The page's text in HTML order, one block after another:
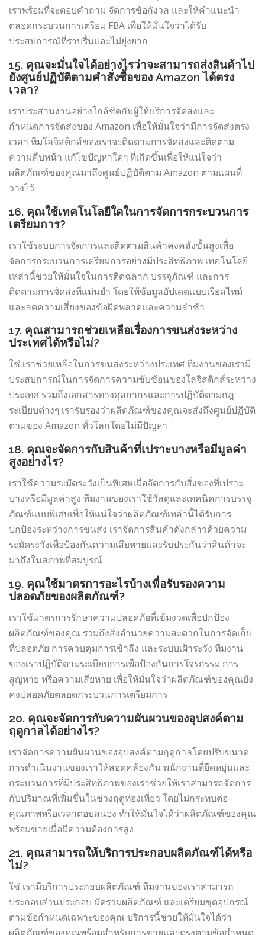
เราพร้อมที่จะตอบคำถาม จัดการข้อกังวล และให้คำแนะนำ
ตลอดกระบวนการเตรียม FBA เพื่อให้มั่นใจว่าได้รับ
ประสบการณ์ที่ราบรื่นและไม่ยุ่งยาก
15. คุณจะมั่นใจได้อย่างไรว่าจะสามารถส่งสินค้าไป
ยังศูนย์ปฏิบัติตามคำสั่งซื้อของ Amazon ได้ตรง
เวลา?
เราประสานงานอย่างใกล้ชิดกับผู้ให้บริการจัดส่งและ
กำหนดการจัดส่งของ Amazon เพื่อให้มั่นใจว่ามีการจัดส่งตรง
เวลา ทีมโลจิสติกส์ของเราจะติดตามการจัดส่งและติดตาม
ความคืบหน้า แก้ไขปัญหาใดๆ ที่เกิดขึ้นเพื่อให้แน่ใจว่า
ผลิตภัณฑ์ของคุณมาถึงศูนย์ปฏิบัติตาม Amazon ตามแผนที่
วางไว้
16. คุณใช้เทคโนโลยีใดในการจัดการกระบวนการ
เตรียมการ?
เราใช้ระบบการจัดการและติดตามสินค้าคงคลังขั้นสูงเพื่อ
จัดการกระบวนการเตรียมการอย่างมีประสิทธิภาพ เทคโนโลยี
เหล่านี้ช่วยให้มั่นใจในการติดฉลาก บรรจุภัณฑ์ และการ
ติดตามการจัดส่งที่แม่นยำ โดยให้ข้อมูลอัปเดตแบบเรียลไทม์
และลดความเสี่ยงของข้อผิดพลาดและความล่าช้า
17. คุณสามารถช่วยเหลือเรื่องการขนส่งระหว่าง
ประเทศได้หรือไม่?
ใช่ เราช่วยเหลือในการขนส่งระหว่างประเทศ ทีมงานของเรามี
ประสบการณ์ในการจัดการความซับซ้อนของโลจิสติกส์ระหว่าง
ประเทศ รวมถึงเอกสารทางศุลกากรและการปฏิบัติตามกฎ
ระเบียบต่างๆ เรารับรองว่าผลิตภัณฑ์ของคุณจะส่งถึงศูนย์ปฏิบัติ
ตามของ Amazon ทั่วโลกโดยไม่มีปัญหา
18. คุณจะจัดการกับสินค้าที่เปราะบางหรือมีมูลค่า
สูงอย่างไร?
เราใช้ความระมัดระวังเป็นพิเศษเมื่อจัดการกับสิ่งของที่เปราะ
บางหรือมีมูลค่าสูง ทีมงานของเราใช้วัสดุและเทคนิคการบรรจุ
ภัณฑ์แบบพิเศษเพื่อให้แน่ใจว่าผลิตภัณฑ์เหล่านี้ได้รับการ
ปกป้องระหว่างการขนส่ง เราจัดการสินค้าดังกล่าวด้วยความ
ระมัดระวังเพื่อป้องกันความเสียหายและรับประกันว่าสินค้าจะ
มาถึงในสภาพที่สมบูรณ์
19. คุณใช้มาตรการอะไรบ้างเพื่อรับรองความ
ปลอดภัยของผลิตภัณฑ์?
เราใช้มาตรการรักษาความปลอดภัยที่เข้มงวดเพื่อปกป้อง
ผลิตภัณฑ์ของคุณ รวมถึงสิ่งอำนวยความสะดวกในการจัดเก็บ
ที่ปลอดภัย การควบคุมการเข้าถึง และระบบเฝ้าระวัง ทีมงาน
ของเราปฏิบัติตามระเบียบการเพื่อป้องกันการโจรกรรม การ
สูญหาย หรือความเสียหาย เพื่อให้มั่นใจว่าผลิตภัณฑ์ของคุณยัง
คงปลอดภัยตลอดกระบวนการเตรียมการ
20. คุณจะจัดการกับความผันผวนของอุปสงค์ตาม
ฤดูกาลได้อย่างไร?
เราจัดการความผันผวนของอุปสงค์ตามฤดูกาลโดยปรับขนาด
การดำเนินงานของเราให้สอดคล้องกัน พนักงานที่ยืดหยุ่นและ
กระบวนการที่มีประสิทธิภาพของเราช่วยให้เราสามารถจัดการ
กับปริมาณที่เพิ่มขึ้นในช่วงฤดูท่องเที่ยว โดยไม่กระทบต่อ
คุณภาพหรือเวลาตอบสนอง ทำให้มั่นใจได้ว่าผลิตภัณฑ์ของคุณ
พร้อมขายเมื่อมีความต้องการสูง
21. คุณสามารถให้บริการประกอบผลิตภัณฑ์ได้หรือ
ไม่?
ใช่ เรามีบริการประกอบผลิตภัณฑ์ ทีมงานของเราสามารถ
ประกอบส่วนประกอบ มัดรวมผลิตภัณฑ์ และเตรียมชุดอุปกรณ์
ตามข้อกำหนดเฉพาะของคุณ บริการนี้ช่วยให้มั่นใจได้ว่า